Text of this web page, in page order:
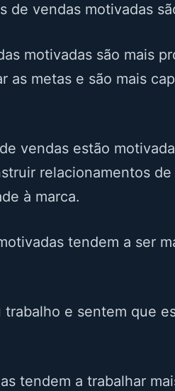
de vendas motivadas
motivadas são mais
as metas e são mais
vendas estão
relacionamentos
à marca.
tendem a ser
e sentem que
tendem a trabalhar